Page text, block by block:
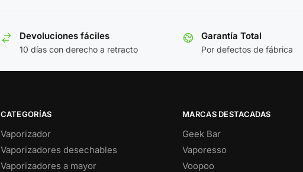
Devoluciones fáciles
10 días con derecho a retracto
Garantía Total
Por defectos de fábrica
CATEGORÍAS
Vaporizador
Vaporizadores desechables
Vaporizadores a mayor
MARCAS DESTACADAS
Geek Bar
Vaporesso
Voopoo